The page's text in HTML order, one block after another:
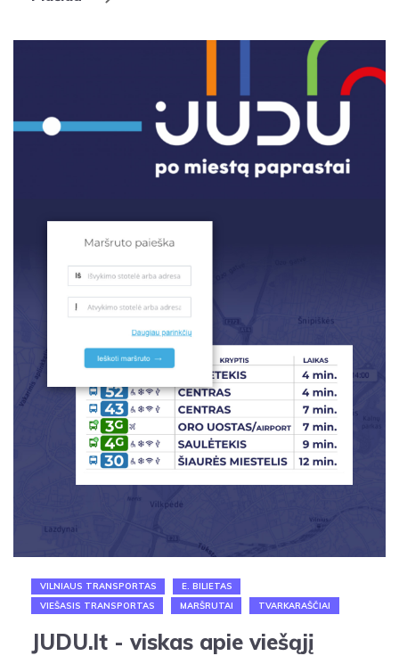
VILNIAUS TRANSPORTAS
E. BILIETAS
VIEŠASIS TRANSPORTAS
MARŠRUTAI TVARKARAŠČIAI
JUDU.lt - viskas apie viešąjį